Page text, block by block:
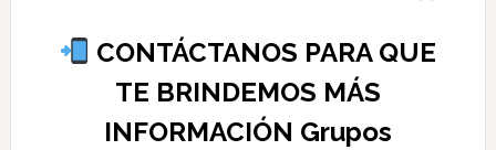
CONTÁCTANOS PARA QUE
TE BRINDEMOS MÁS
INFORMACIÓN Grupos